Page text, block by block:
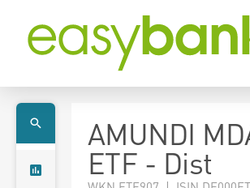
AMUNDI
ETF - Dist